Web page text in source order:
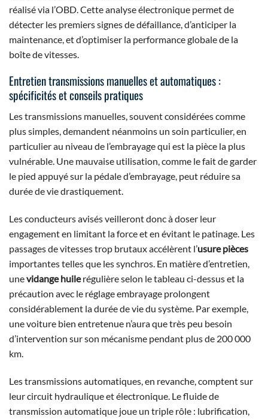
réalisé via l’OBD. Cette analyse électronique permet de
détecter les premiers signes de défaillance, d’anticiper la
maintenance, et d’optimiser la performance globale de la
boîte de vitesses.
Entretien transmissions manuelles et automatiques :
spécificités et conseils pratiques
Les transmissions manuelles, souvent considérées comme
plus simples, demandent néanmoins un soin particulier, en
particulier au niveau de l’embrayage qui est la pièce la plus
vulnérable. Une mauvaise utilisation, comme le fait de garder
le pied appuyé sur la pédale d’embrayage, peut réduire sa
durée de vie drastiquement.
Les conducteurs avisés veilleront donc à doser leur
engagement en limitant la force et en évitant le patinage. Les
passages de vitesses trop brutaux accélèrent l’usure pièces
importantes telles que les synchros. En matière d’entretien,
unevidange huilerégulière selon le tableau ci-dessus et la
précaution avec le réglage embrayage prolongent
considérablement la durée de vie du système. Par exemple,
une voiture bien entretenue n’aura que très peu besoin
d’intervention sur son mécanisme pendant plus de 200 000
km.
Les transmissions automatiques, en revanche, comptent sur
leur circuit hydraulique et électronique. Le fluide de
transmission automatique joue un triple rôle : lubrification,